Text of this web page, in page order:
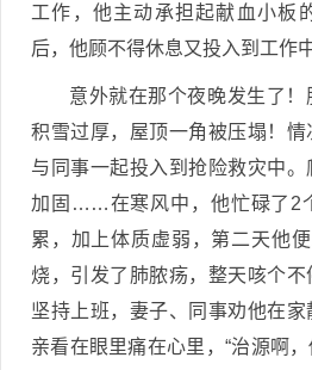
工作，他主动承担起献血小板
后，他顾不得休息又投入到工作中
意外就在那个夜晚发生了
积雪过厚，屋顶一角被压塌！
与同事一起投入到抢险救灾中
加固……在寒风中，他忙碌了2
累，加上体质虚弱，第二天他
烧，引发了肺脓疡，整天咳个
坚持上班，妻子、同事劝他在
亲看在眼里痛在心里，“治源啊